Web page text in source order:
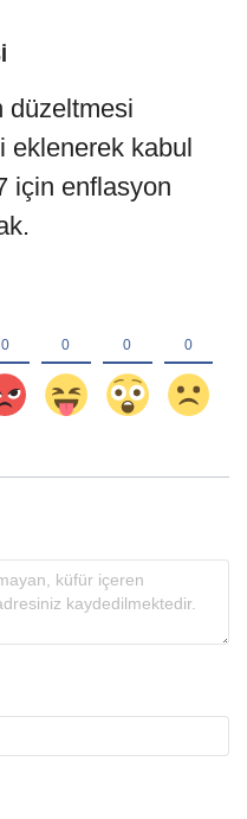
düzeltmesi
eklenerek kabul
için enflasyon